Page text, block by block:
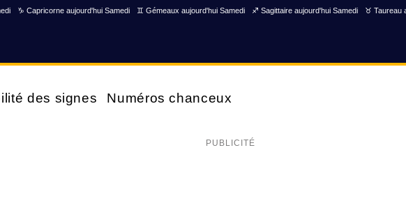
♑ Capricorne aujourd'hui Samedi ♊ Gémeaux aujourd'hui Samedi ♐ Sagittaire aujourd'hui Samedi ♉ Taureau
des signes Numéros chanceux